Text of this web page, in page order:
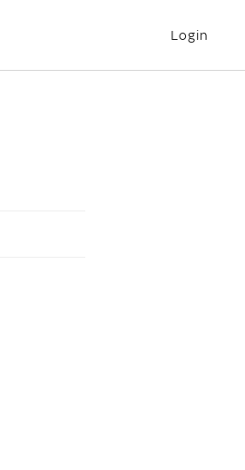
Login